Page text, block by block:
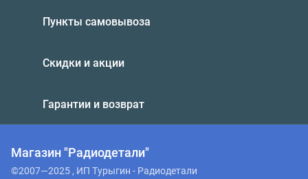
Пункты самовывоза
Скидки и акции
Гарантии и возврат
Магазин "Радиодетали"
©2007—2025 , ИП Турыгин - Радиодетали